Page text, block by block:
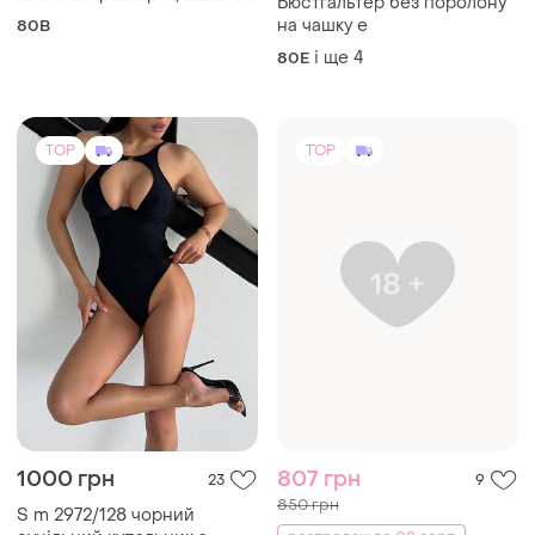
TOP
1000 грн 23
S m 2972/128 чорний
суцільний купальник з
відкритим декольте
S
TOP
Бюстгальтер чорний
жіночий.